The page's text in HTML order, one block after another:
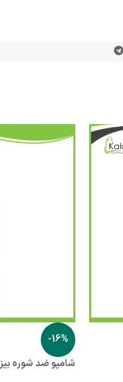
-16%
شامپو ضد شوره بیز